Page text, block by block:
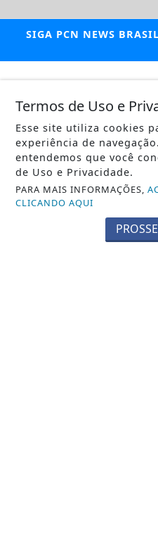
SIGA PCN NEWS
POLÍTICA
MUNDO
ENTRETENIMENTO
TECNOLOGIA & INOVAÇÃO
Termos de Uso e
Esse site utiliza cookies
experiência de
entendemos que você
de Uso e Privacidade.
PARA MAIS INFORMAÇÕES,
CLICANDO AQUI